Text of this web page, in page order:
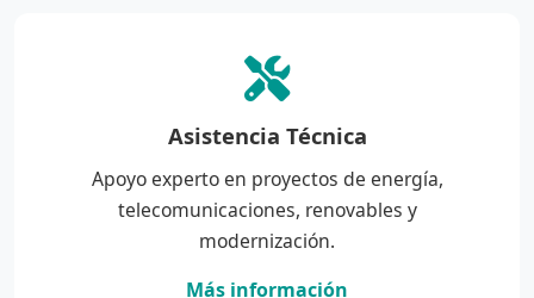
Asistencia Técnica
Apoyo experto en proyectos de energía,
telecomunicaciones, renovables y
modernización.
Más información